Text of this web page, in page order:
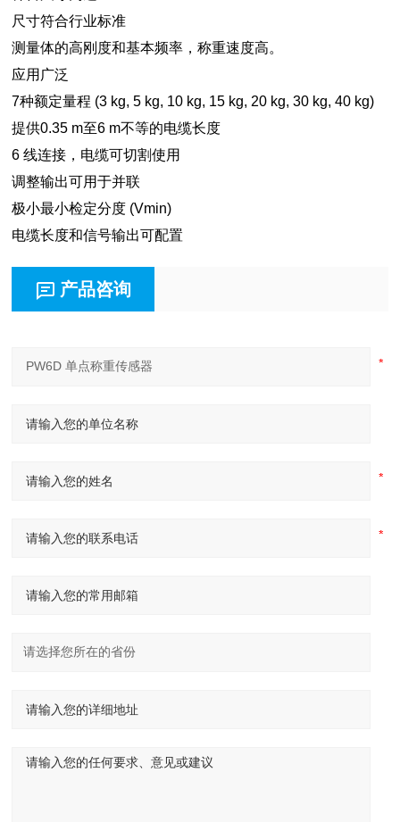
尺寸符合行业标准
测量体的高刚度和基本频率，称重速度高。
应用广泛
7种额定量程 (3 kg, 5 kg, 10 kg, 15 kg, 20 kg, 30 kg, 40 kg)
提供0.35 m至6 m不等的电缆长度
6 线连接，电缆可切割使用
调整输出可用于并联
极小最小检定分度 (Vmin)
电缆长度和信号输出可配置
产品咨询